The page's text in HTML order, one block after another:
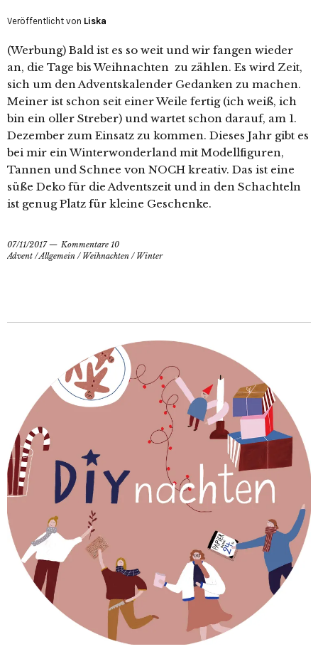
Veröffentlicht von Liska
(Werbung) Bald ist es so weit und wir fangen wieder
an, die Tage bis Weihnachten zu zählen. Es wird Zeit,
sich um den Adventskalender Gedanken zu machen.
Meiner ist schon seit einer Weile fertig (ich weiß, ich
bin ein oller Streber) und wartet schon darauf, am 1.
Dezember zum Einsatz zu kommen. Dieses Jahr gibt es
bei mir ein Winterwonderland mit Modellfiguren,
Tannen und Schnee von NOCH kreativ. Das ist eine
süße Deko für die Adventszeit und in den Schachteln
ist genug Platz für kleine Geschenke.
07/11/2017
Kommentare 10
Advent /Allgemein / Weihnachten / Winter